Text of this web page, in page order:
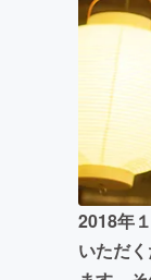
2018年
いただ